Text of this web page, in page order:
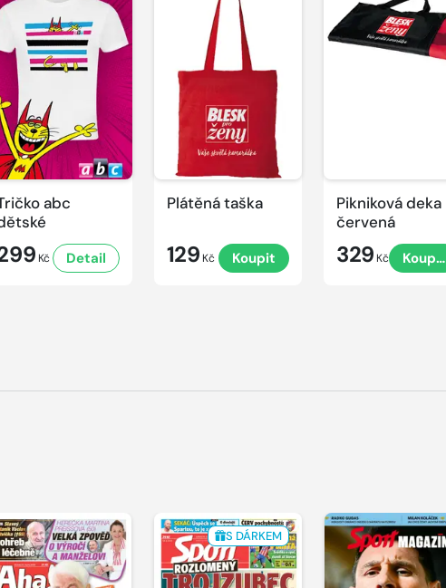
abc
Kč Detail
Plátěná taška
129 Kč Koupit
Pikniková deka
červená
329 Kč Koupit
S DÁRKEM